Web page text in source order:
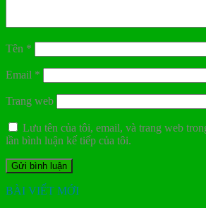
Tên *
Email *
Trang web
Lưu tên của tôi, email, và trang web
lần bình luận kế tiếp của tôi.
BÀI VIẾT MỚI